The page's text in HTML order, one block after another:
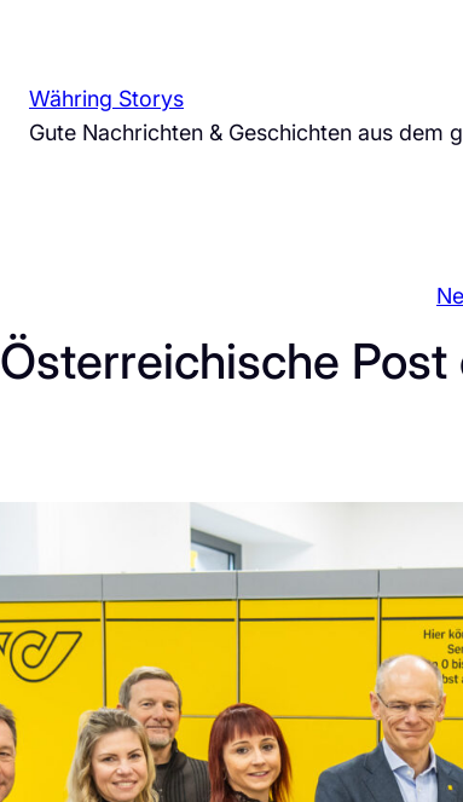
Währing Storys
Gute Nachrichten & Geschichten aus dem
Österreichische